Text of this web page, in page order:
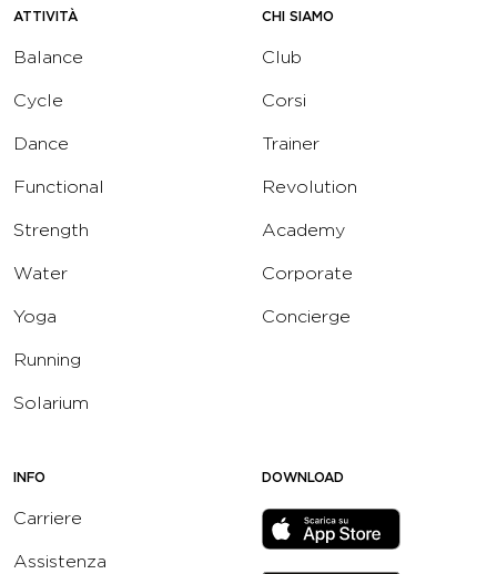
ATTIVITÀ
Balance
Cycle
Dance
Functional
Strength
Water
Yoga
Running
Solarium
CHI SIAMO
Club
Corsi
Trainer
Revolution
Academy
Corporate
Concierge
INFO
Carriere
Assistenza
DOWNLOAD